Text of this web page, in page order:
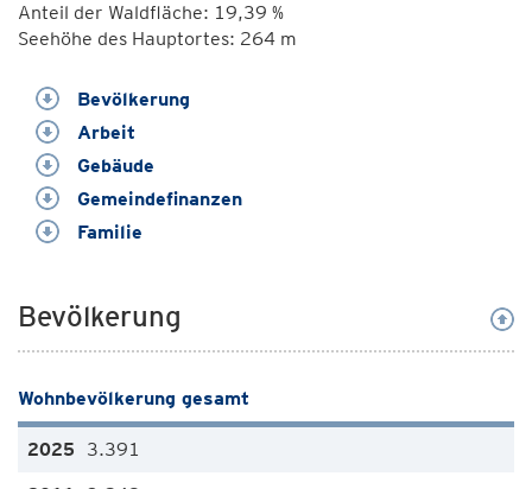
Anteil der Waldfläche: 19,39 %
Seehöhe des Hauptortes: 264 m
Bevölkerung
Arbeit
Gebäude
Gemeindefinanzen
Familie
Bevölkerung
Wohnbevölkerung gesamt
3.391